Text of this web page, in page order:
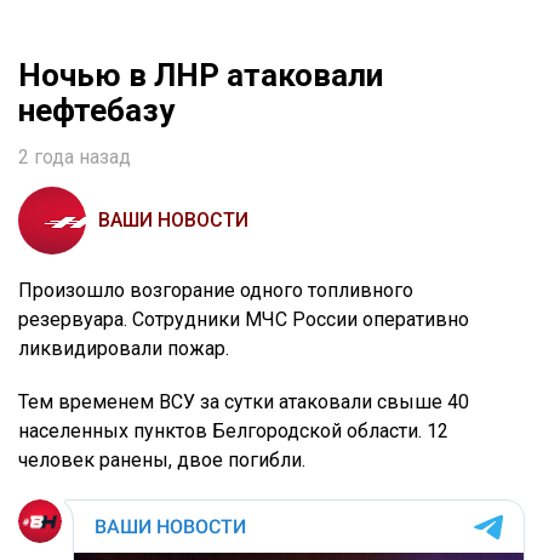
Ночью в ЛНР атаковали
нефтебазу
2 года назад
ВАШИ НОВОСТИ
Произошло возгорание одного топливного
резервуара. Сотрудники МЧС России оперативно
ликвидировали пожар.
Тем временем ВСУ за сутки атаковали свыше 40
населенных пунктов Белгородской области. 12
человек ранены, двое погибли.